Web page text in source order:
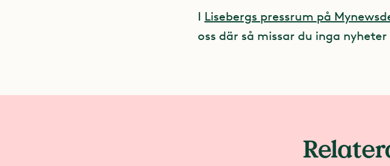
I Lisebergs pressrum på
oss där så missar du inga